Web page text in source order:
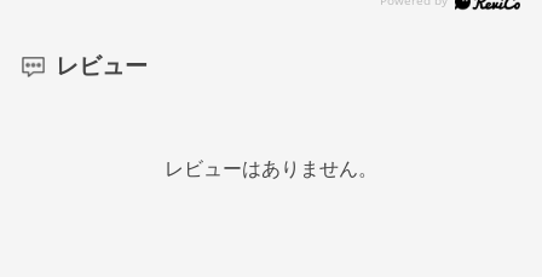
レビュー
レビューはありません。